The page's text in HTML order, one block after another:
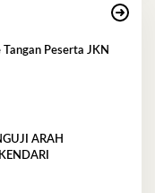
Peserta JKN
ARAH